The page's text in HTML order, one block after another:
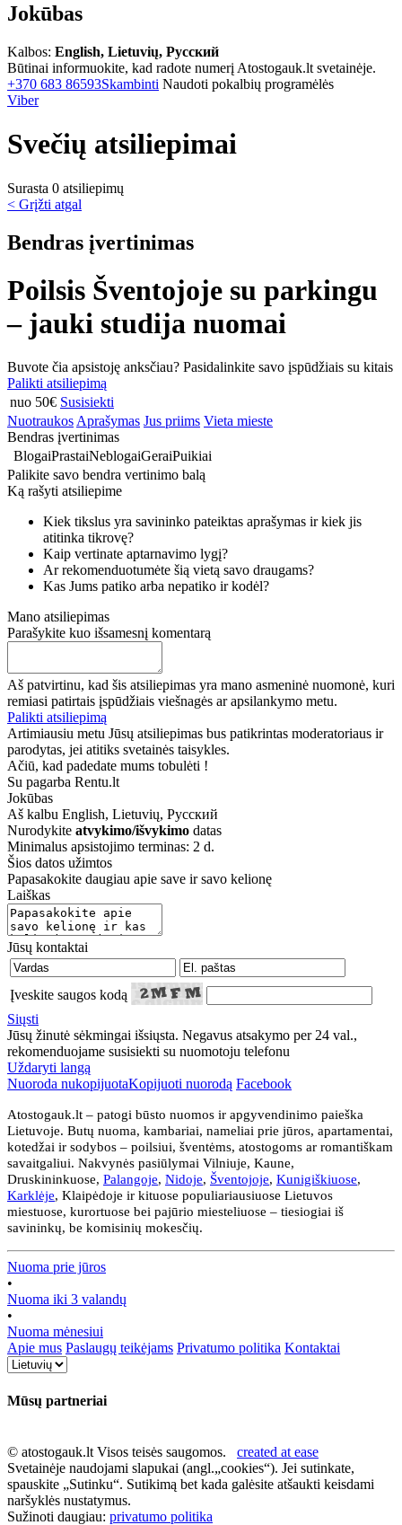
Jokūbas
Kalbos: English, Lietuvių, Русский
Būtinai informuokite, kad radote numerį Atostogauk.lt svetainėje.
+370 683 86593Skambinti Naudoti pokalbių programėlės
Viber
Svečių atsiliepimai
Surasta 0 atsiliepimų
< Grįžti atgal
Bendras įvertinimas
Poilsis Šventojoje su parkingu
– jauki studija nuomai
Buvote čia apsistoję anksčiau? Pasidalinkite savo įspūdžiais su kitais
Palikti atsiliepimą
nuo 50€ Susisiekti
NuotraukosAprašymas Jus priims Vieta mieste
Bendras įvertinimas
BlogaiPrastaiNeblogaiGeraiPuikiai
Palikite savo bendra vertinimo balą
Ką rašyti atsiliepime
Kiek tikslus yra savininko pateiktas aprašymas ir kiek jis
atitinka tikrovę?
Kaip vertinate aptarnavimo lygį?
Ar rekomenduotumėte šią vietą savo draugams?
Kas Jums patiko arba nepatiko ir kodėl?
Mano atsiliepimas
Parašykite kuo išsamesnį komentarą
Aš patvirtinu, kad šis atsiliepimas yra mano asmeninė nuomonė, kuri
remiasi patirtais įspūdžiais viešnagės ar apsilankymo metu.
Palikti atsiliepimą
Artimiausiu metu Jūsų atsiliepimas bus patikrintas moderatoriaus ir
parodytas, jei atitiks svetainės taisykles.
Ačiū, kad padedate mums tobulėti !
Su pagarba Rentu.lt
Jokūbas
Aš kalbu English, Lietuvių, Русский
Nurodykite atvykimo/išvykimo datas
Minimalus apsistojimo terminas: 2 d.
Šios datos užimtos
Papasakokite daugiau apie save ir savo kelionę
Laiškas
Jūsų kontaktai
Įveskite saugos kodą
Siųsti
Jūsų žinutė sėkmingai išsiųsta. Negavus atsakymo per 24 val.,
rekomenduojame susisiekti su nuomotoju telefonu
Uždaryti langą
Nuoroda nukopijuotaKopijuoti nuorodą Facebook
Atostogauk.lt – patogi būsto nuomos ir apgyvendinimo paieška
Lietuvoje. Butų nuoma, kambariai, nameliai prie jūros, apartamentai,
kotedžai ir sodybos – poilsiui, šventėms, atostogoms ar romantiškam
savaitgaliui. Nakvynės pasiūlymai Vilniuje, Kaune,
Druskininkuose, Palangoje, Nidoje, Šventojoje, Kunigiškiuose,
Karklėje, Klaipėdoje ir kituose populiariausiuose Lietuvos
miestuose, kurortuose bei pajūrio miesteliuose – tiesiogiai iš
savininkų, be komisinių mokesčių.
Nuoma prie jūros
•
Nuoma iki 3 valandų
•
Nuoma mėnesiui
Apie mus Paslaugų teikėjams Privatumo politika Kontaktai
Mūsų partneriai
© atostogauk.lt Visos teisės saugomos. created at ease
Svetainėje naudojami slapukai (angl.„cookies“). Jei sutinkate,
spauskite „Sutinku“. Sutikimą bet kada galėsite atšaukti keisdami
naršyklės nustatymus.
Sužinoti daugiau: privatumo politika